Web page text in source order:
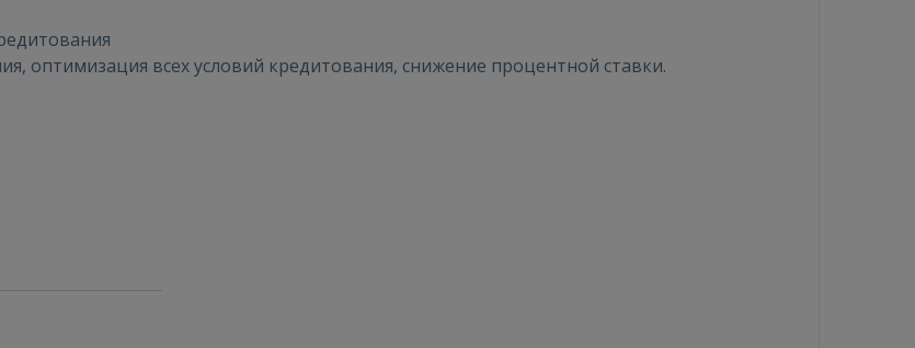
Ещё не зарегистрированы?
оптимизация всех условий кредитования, снижение процентной ставки.